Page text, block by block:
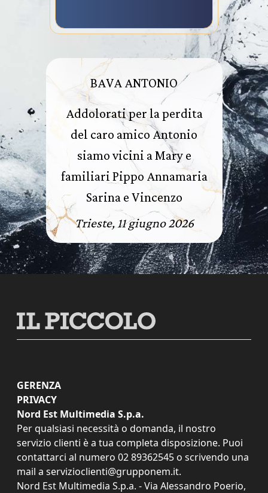
BAVA ANTONIO
Addolorati per la perdita
del caro amico Antonio
siamo vicini a Mary e
familiari Pippo Annamaria
Sarina e Vincenzo
Trieste, 11 giugno 2026
GERENZA
PRIVACY
Nord Est Multimedia S.p.a.
Per qualsiasi necessità o domanda, il nostro
servizio clienti è a tua completa disposizione. Puoi
contattarci al numero 02 89362545 o scrivendo una
mail a servizioclienti@grupponem.it.
Nord Est Multimedia S.p.a. - Via Alessandro Poerio,